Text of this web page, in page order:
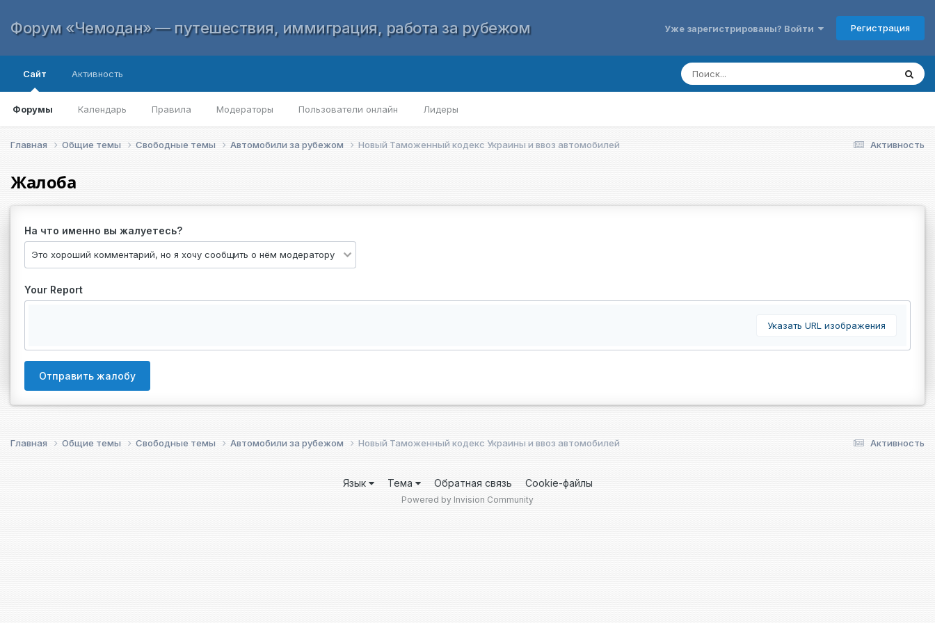
Форум «Чемодан» — путешествия, иммиграция, работа за рубежом Уже зарегистрированы? Войти Регистрация
Сайт
Форумы Календарь Правила Модераторы Пользователи онлайн Лидеры
Активность
Активность
Главная Общие темы Свободные темы Автомобили за рубежом Новый Таможенный кодекс Украины и ввоз автомобилей
Жалоба
На что именно вы жалуетесь?
Your Report
Указать URL изображения
Отправить жалобу
Активность
Главная Общие темы Свободные темы Автомобили за рубежом Новый Таможенный кодекс Украины и ввоз автомобилей
Язык Тема Обратная связь Cookie-файлы
Powered by Invision Community